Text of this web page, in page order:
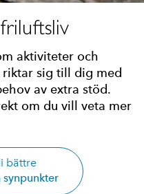
aktiviteter och
riktar sig till dig med
av extra stöd.
om du vill veta mer
bättre
synpunkter